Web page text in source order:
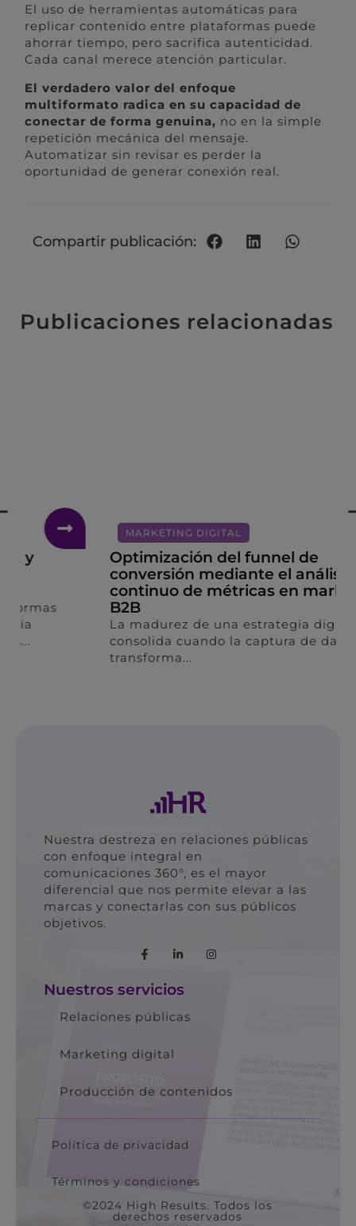
El uso de herramientas automáticas para
replicar contenido entre plataformas puede
ahorrar tiempo, pero sacrifica autenticidad.
Cada canal merece atención particular.
El verdadero valor del enfoque
multiformato radica en su capacidad de
conectar de forma genuina, no en la simple
repetición mecánica del mensaje.
Automatizar sin revisar es perder la
oportunidad de generar conexión real.
Compartir publicación:
Publicaciones relacionadas
MARKETING DIGITAL
Optimización del funnel de
conversión mediante el análisis
continuo de métricas en marketing
B2B
La madurez de una estrategia digital se
consolida cuando la captura de datos se
transforma...
Nuestra destreza en relaciones públicas
con enfoque integral en
comunicaciones 360°, es el mayor
diferencial que nos permite elevar a las
marcas y conectarlas con sus públicos
objetivos.
Nuestros servicios
Relaciones públicas
Marketing digital
Producción de contenidos
©2024 High Results. Todos los
derechos reservados
Política de privacidad
Términos y condiciones